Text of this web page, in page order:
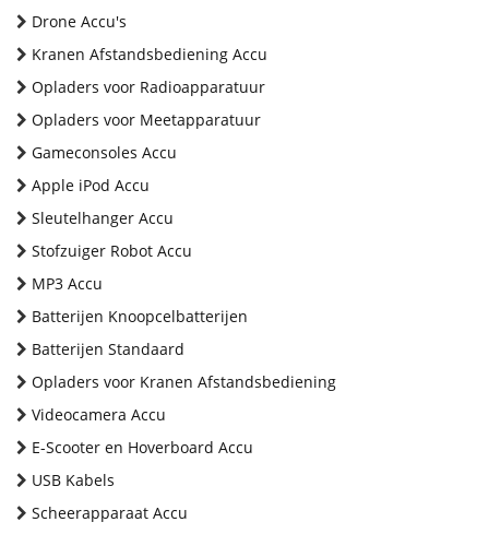
Drone Accu's
Kranen Afstandsbediening Accu
Opladers voor Radioapparatuur
Opladers voor Meetapparatuur
Gameconsoles Accu
Apple iPod Accu
Sleutelhanger Accu
Stofzuiger Robot Accu
MP3 Accu
Batterijen Knoopcelbatterijen
Batterijen Standaard
Opladers voor Kranen Afstandsbediening
Videocamera Accu
E-Scooter en Hoverboard Accu
USB Kabels
Scheerapparaat Accu